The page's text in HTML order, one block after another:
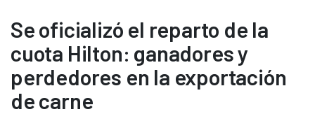
Se oficializó el reparto de la
cuota Hilton: ganadores y
perdedores en la exportación
de carne